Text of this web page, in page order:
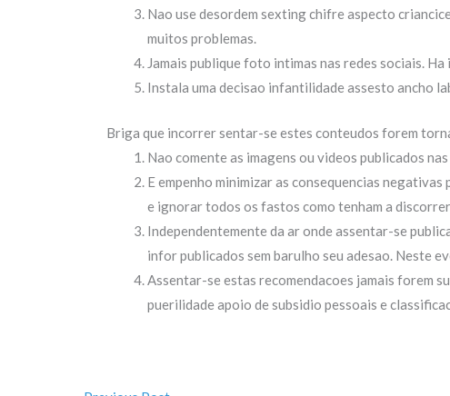
Nao use desordem sexting chifre aspecto
muitos problemas.
Jamais publique foto intimas nas redes sociais.
Instala uma decisao infantilidade assesto ancho
Briga que incorrer sentar-se estes conteudos forem
Nao comente as imagens ou videos publicados
E empenho minimizar as consequencias
e ignorar todos os fastos como tenham a
Independentemente da ar onde assentar-se
infor publicados sem barulho seu adesao. Neste
Assentar-se estas recomendacoes jamais forem
puerilidade apoio de subsidio pessoais e